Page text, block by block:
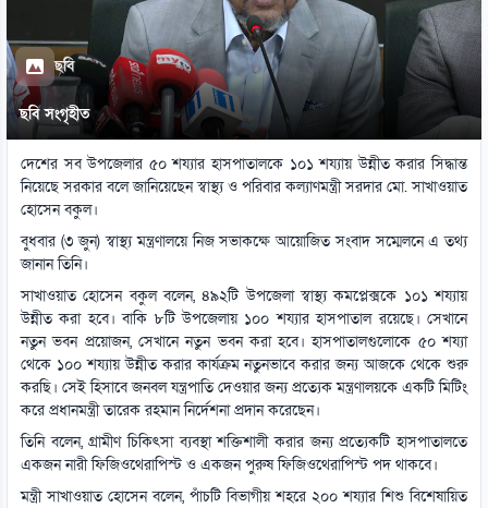
ছবি
ছবি সংগৃহীত
দেশের সব উপজেলার ৫০ শয্যার হাসপাতালকে ১০১ শয্যায় উন্নীত করার সিদ্ধান্ত
নিয়েছে সরকার বলে জানিয়েছেন স্বাস্থ্য ও পরিবার কল্যাণমন্ত্রী সরদার মো. সাখাওয়াত
হোসেন বকুল।
বুধবার (৩ জুন) স্বাস্থ্য মন্ত্রণালয়ে নিজ সভাকক্ষে আয়োজিত সংবাদ সম্মেলনে এ তথ্য
জানান তিনি।
সাখাওয়াত হোসেন বকুল বলেন, ৪৯২টি উপজেলা স্বাস্থ্য কমপ্লেক্সকে ১০১ শয্যায়
উন্নীত করা হবে। বাকি ৮টি উপজেলায় ১০০ শয্যার হাসপাতাল রয়েছে। সেখানে
নতুন ভবন প্রয়োজন, সেখানে নতুন ভবন করা হবে। হাসপাতালগুলোকে ৫০ শয্যা
থেকে ১০০ শয্যায় উন্নীত করার কার্যক্রম নতুনভাবে করার জন্য আজকে থেকে শুরু
করছি। সেই হিসাবে জনবল যন্ত্রপাতি দেওয়ার জন্য প্রত্যেক মন্ত্রণালয়কে একটি মিটিং
করে প্রধানমন্ত্রী তারেক রহমান নির্দেশনা প্রদান করেছেন।
তিনি বলেন, গ্রামীণ চিকিৎসা ব্যবস্থা শক্তিশালী করার জন্য প্রত্যেকটি হাসপাতালতে
একজন নারী ফিজিওথেরাপিস্ট ও একজন পুরুষ ফিজিওথেরাপিস্ট পদ থাকবে।
মন্ত্রী সাখাওয়াত হোসেন বলেন, পাঁচটি বিভাগীয় শহরে ২০০ শয্যার শিশু বিশেষায়িত